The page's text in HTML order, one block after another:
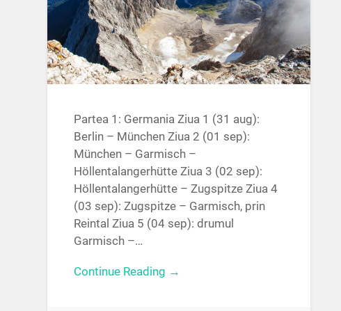
Partea 1: Germania Ziua 1 (31 aug):
Berlin – München Ziua 2 (01 sep):
München – Garmisch –
Höllentalangerhütte Ziua 3 (02 sep):
Höllentalangerhütte – Zugspitze Ziua 4
(03 sep): Zugspitze – Garmisch, prin
Reintal Ziua 5 (04 sep): drumul
Garmisch –…
Continue Reading →